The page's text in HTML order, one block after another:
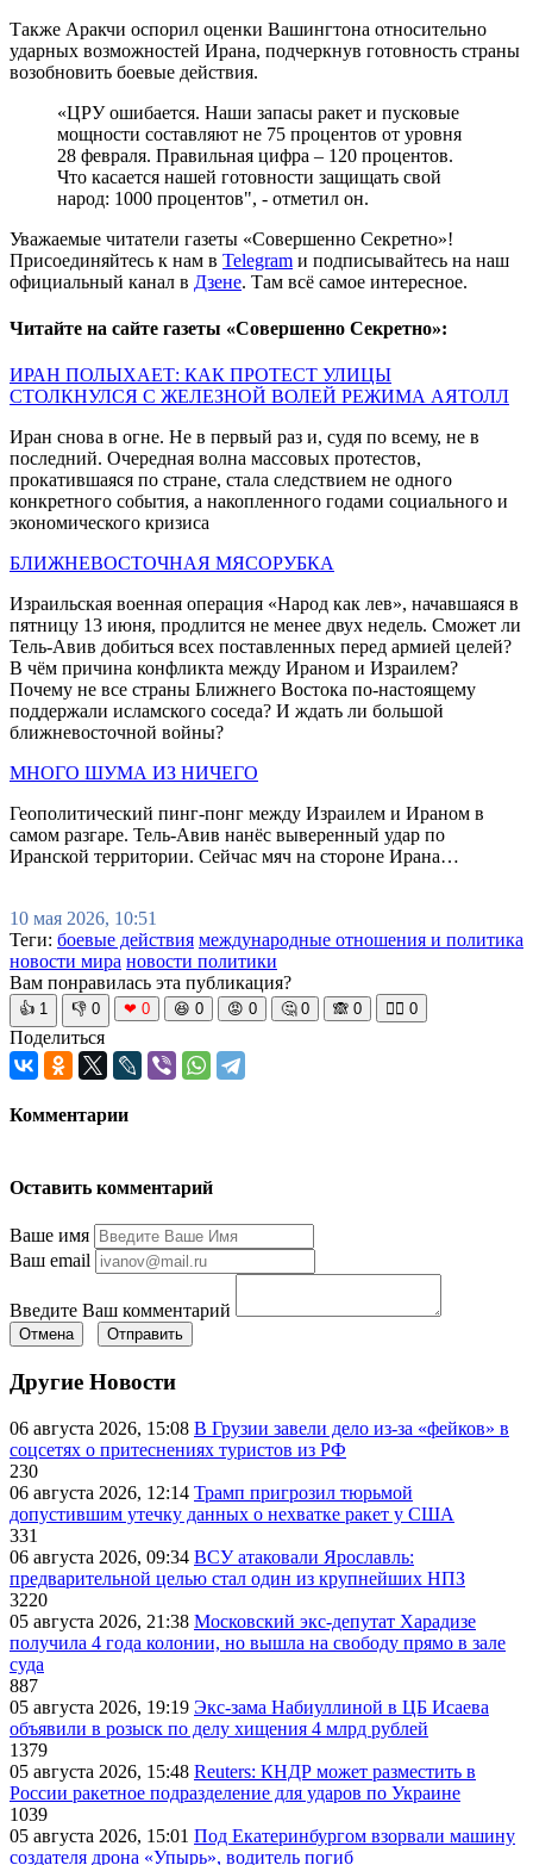
Также Аракчи оспорил оценки Вашингтона относительно
ударных возможностей Ирана, подчеркнув готовность страны
возобновить боевые действия.
«ЦРУ ошибается. Наши запасы ракет и пусковые
мощности составляют не 75 процентов от уровня
28 февраля. Правильная цифра – 120 процентов.
Что касается нашей готовности защищать свой
народ: 1000 процентов", - отметил он.
Уважаемые читатели газеты «Совершенно Секретно»!
Присоединяйтесь к нам в Telegram и подписывайтесь на наш
официальный канал в Дзене. Там всё самое интересное.
Читайте на сайте газеты «Совершенно Секретно»:
ИРАН ПОЛЫХАЕТ: КАК ПРОТЕСТ УЛИЦЫ
СТОЛКНУЛСЯ С ЖЕЛЕЗНОЙ ВОЛЕЙ РЕЖИМА АЯТОЛЛ
Иран снова в огне. Не в первый раз и, судя по всему, не в
последний. Очередная волна массовых протестов,
прокатившаяся по стране, стала следствием не одного
конкретного события, а накопленного годами социального и
экономического кризиса
БЛИЖНЕВОСТОЧНАЯ МЯСОРУБКА
Израильская военная операция «Народ как лев», начавшаяся в
пятницу 13 июня, продлится не менее двух недель. Сможет ли
Тель-Авив добиться всех поставленных перед армией целей?
В чём причина конфликта между Ираном и Израилем?
Почему не все страны Ближнего Востока по-настоящему
поддержали исламского соседа? И ждать ли большой
ближневосточной войны?
МНОГО ШУМА ИЗ НИЧЕГО
Геополитический пинг-понг между Израилем и Ираном в
самом разгаре. Тель-Авив нанёс выверенный удар по
Иранской территории. Сейчас мяч на стороне Ирана…
10 мая 2026, 10:51
Теги: боевые действия международные отношения и политика
новости мира новости политики
Вам понравилась эта публикация?
👍 1 👎 0 ❤ 0 😆 0 😡 0 🤔 0 🙈 0 🧘‍♀️ 0
Поделиться
Комментарии
Оставить комментарий
Ваше имя
Ваш email
Введите Ваш комментарий
Отмена Отправить
Другие Новости
06 августа 2026, 15:08 В Грузии завели дело из-за «фейков» в
соцсетях о притеснениях туристов из РФ
230
06 августа 2026, 12:14 Трамп пригрозил тюрьмой
допустившим утечку данных о нехватке ракет у США
331
06 августа 2026, 09:34 ВСУ атаковали Ярославль:
предварительной целью стал один из крупнейших НПЗ
3220
05 августа 2026, 21:38 Московский экс-депутат Харадизе
получила 4 года колонии, но вышла на свободу прямо в зале
суда
887
05 августа 2026, 19:19 Экс-зама Набиуллиной в ЦБ Исаева
объявили в розыск по делу хищения 4 млрд рублей
1379
05 августа 2026, 15:48 Reuters: КНДР может разместить в
России ракетное подразделение для ударов по Украине
1039
05 августа 2026, 15:01 Под Екатеринбургом взорвали машину
создателя дрона «Упырь», водитель погиб